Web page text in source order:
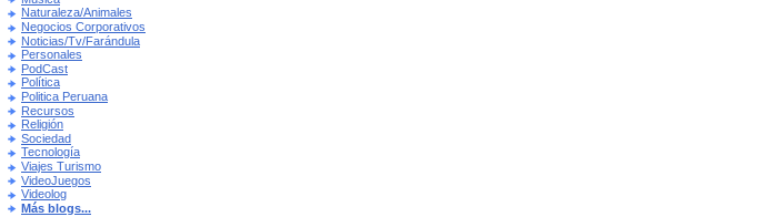
Naturaleza/Animales
Negocios Corporativos
Noticias/Tv/Farándula
Personales
PodCast
Política
Politica Peruana
Recursos
Religión
Sociedad
Tecnología
Viajes Turismo
VideoJuegos
Videolog
Más blogs...